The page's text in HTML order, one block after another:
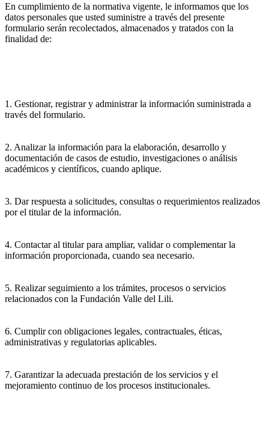
En cumplimiento de la normativa vigente, le informamos que los
datos personales que usted suministre a través del presente
formulario serán recolectados, almacenados y tratados con la
finalidad de:
1. Gestionar, registrar y administrar la información suministrada a
través del formulario.
2. Analizar la información para la elaboración, desarrollo y
documentación de casos de estudio, investigaciones o análisis
académicos y científicos, cuando aplique.
3. Dar respuesta a solicitudes, consultas o requerimientos realizados
por el titular de la información.
4. Contactar al titular para ampliar, validar o complementar la
información proporcionada, cuando sea necesario.
5. Realizar seguimiento a los trámites, procesos o servicios
relacionados con la Fundación Valle del Lili.
6. Cumplir con obligaciones legales, contractuales, éticas,
administrativas y regulatorias aplicables.
7. Garantizar la adecuada prestación de los servicios y el
mejoramiento continuo de los procesos institucionales.